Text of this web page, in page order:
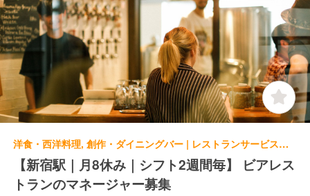
洋食・西洋料理, 創作・ダイニングバー | レストランサービス・ホールスタッフ | Y.Y.G. Brewery & Beer Kitchen
【新宿駅｜月8休み｜シフト2週間毎】 ビアレス
トランのマネージャー募集